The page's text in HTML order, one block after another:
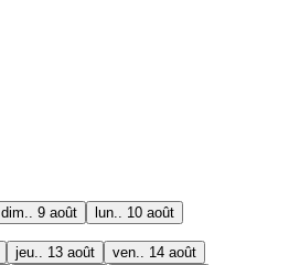
dim.. 9 août lun.. 10 août
jeu.. 13 août
ven.. 14 août